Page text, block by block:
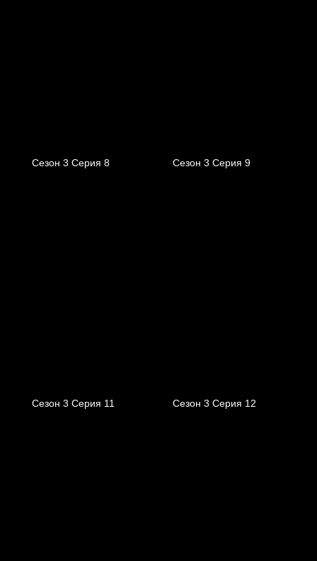
Сезон 3 Серия 8 Сезон 3 Серия 9
Сезон 3 Серия 11 Сезон 3 Серия 12